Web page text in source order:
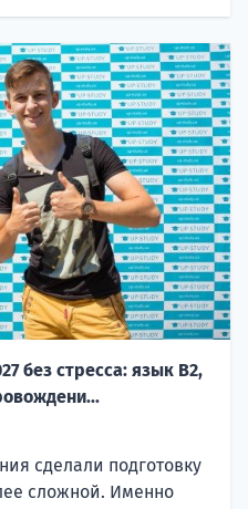
без стресса: язык B2,
сделали подготовку
сложной. Именно